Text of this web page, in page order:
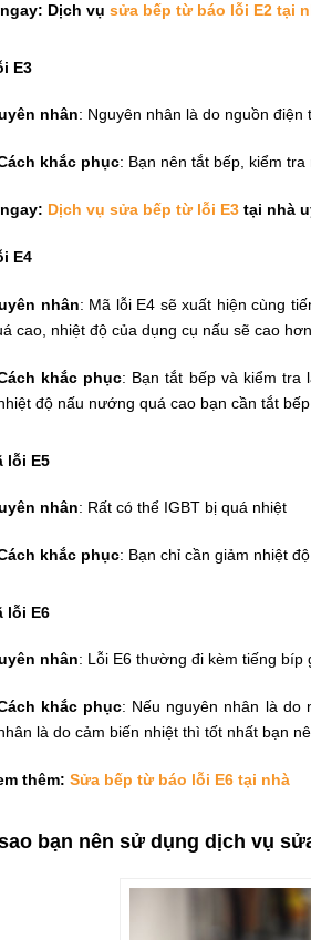
Dịch vụ sửa bếp từ báo lỗi E2 tại
E3
nhân: Nguyên nhân là do nguồn
khắc phục: Bạn nên tắt bếp, kiểm
Dịch vụ sửa bếp từ lỗi E3tại nhà
E4
nhân: Mã lỗi E4 sẽ xuất hiện cùng
cao, nhiệt độ của dụng cụ nấu sẽ cao
khắc phục: Bạn tắt bếp và kiểm tra
độ nấu nướng quá cao bạn cần tắt
lỗi E5
nhân: Rất có thể IGBT bị quá nhiệt
khắc phục: Bạn chỉ cần giảm nhiệt
lỗi E6
nhân: Lỗi E6 thường đi kèm tiếng bíp
khắc phục: Nếu nguyên nhân là do
là do cảm biến nhiệt thì tốt nhất bạn
thêm: Sửa bếp từ báo lỗi E6 tại nhà
bạn nên sử dụng dịch vụ